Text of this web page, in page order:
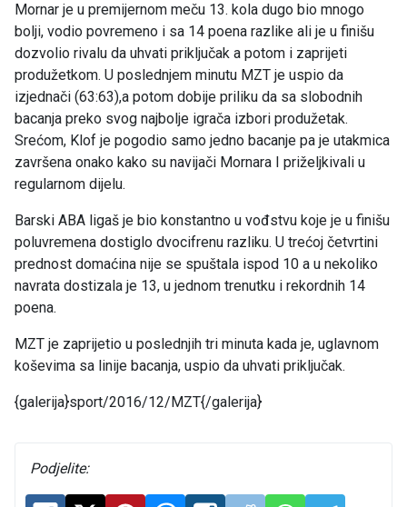
Mornar je u premijernom meču 13. kola dugo bio mnogo
bolji, vodio povremeno i sa 14 poena razlike ali je u finišu
dozvolio rivalu da uhvati priključak a potom i zaprijeti
produžetkom. U poslednjem minutu MZT je uspio da
izjednači (63:63),a potom dobije priliku da sa slobodnih
bacanja preko svog najbolje igrača izbori produžetak.
Srećom, Klof je pogodio samo jedno bacanje pa je utakmica
završena onako kako su navijači Mornara I priželjkivali u
regularnom dijelu.
Barski ABA ligaš je bio konstantno u vođstvu koje je u finišu
poluvremena dostiglo dvocifrenu razliku. U trećoj četvrtini
prednost domaćina nije se spuštala ispod 10 a u nekoliko
navrata dostizala je 13, u jednom trenutku i rekordnih 14
poena.
MZT je zaprijetio u poslednjih tri minuta kada je, uglavnom
koševima sa linije bacanja, uspio da uhvati priključak.
{galerija}sport/2016/12/MZT{/galerija}
Podjelite: